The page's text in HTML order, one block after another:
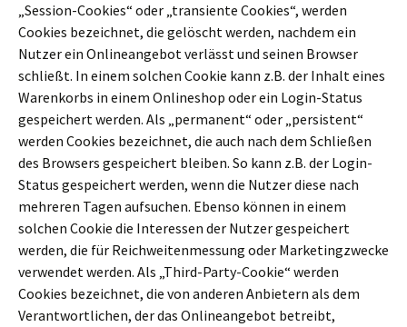
„Session-Cookies“ oder „transiente Cookies“, werden
Cookies bezeichnet, die gelöscht werden, nachdem ein
Nutzer ein Onlineangebot verlässt und seinen Browser
schließt. In einem solchen Cookie kann z.B. der Inhalt eines
Warenkorbs in einem Onlineshop oder ein Login-Status
gespeichert werden. Als „permanent“ oder „persistent“
werden Cookies bezeichnet, die auch nach dem Schließen
des Browsers gespeichert bleiben. So kann z.B. der Login-
Status gespeichert werden, wenn die Nutzer diese nach
mehreren Tagen aufsuchen. Ebenso können in einem
solchen Cookie die Interessen der Nutzer gespeichert
werden, die für Reichweitenmessung oder Marketingzwecke
verwendet werden. Als „Third-Party-Cookie“ werden
Cookies bezeichnet, die von anderen Anbietern als dem
Verantwortlichen, der das Onlineangebot betreibt,